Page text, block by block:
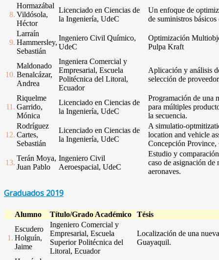
8.
Hormazábal
Vildósola,
Héctor
Licenciado en Ciencias de
la Ingeniería, UdeC
Un enfoque de
de suministros básicos
9.
Larraín
Hammersley,
Sebastián
Ingeniero Civil Químico,
UdeC
Optimización
Pulpa Kraft
10.
Maldonado
Benalcázar,
Andrea
Ingeniera Comercial y
Empresarial, Escuela
Politécnica del Litoral,
Ecuador
Aplicación y análisis
selección de
11.
Riquelme
Garrido,
Mónica
Licenciado en Ciencias de
la Ingeniería, UdeC
Programación de una
para múltiples
la secuencia.
12.
Rodríguez
Cartes,
Sebastián
Licenciado en Ciencias de
la Ingeniería, UdeC
A simulatio-
location and vehicle
Concepción Province,
13.
Terán Moya,
Juan Pablo
Ingeniero Civil
Aeroespacial, UdeC
Estudio y
caso de asignación de
aeronaves.
Graduados 2019
Alumno Título/Grado Académico Tésis
1.
Escudero
Holguín,
Jaime
Ingeniero Comercial y
Empresarial, Escuela
Superior Politécnica del
Litoral, Ecuador
Localización de una
Guayaquil.